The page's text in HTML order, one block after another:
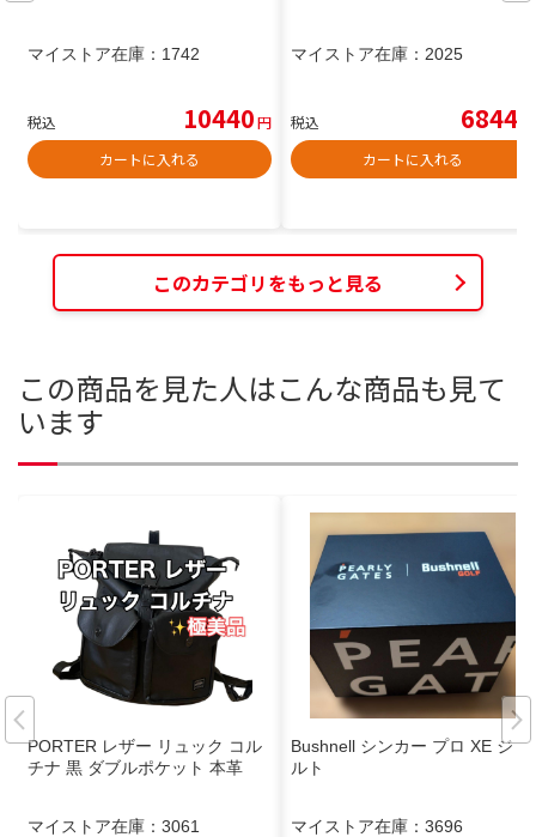
マイストア在庫： 1742
税込 10440円
カートに入れる
マイストア在庫： 2025
税込 6844
カートに入れる
このカテゴリをもっと見る
この商品を見た人はこんな商品も見て
います
PORTER レザー リュック コル
チナ 黒 ダブルポケット 本革
マイストア在庫： 3061
Bushnell シンカー プロ XE ジョ
ルト
マイストア在庫： 3696